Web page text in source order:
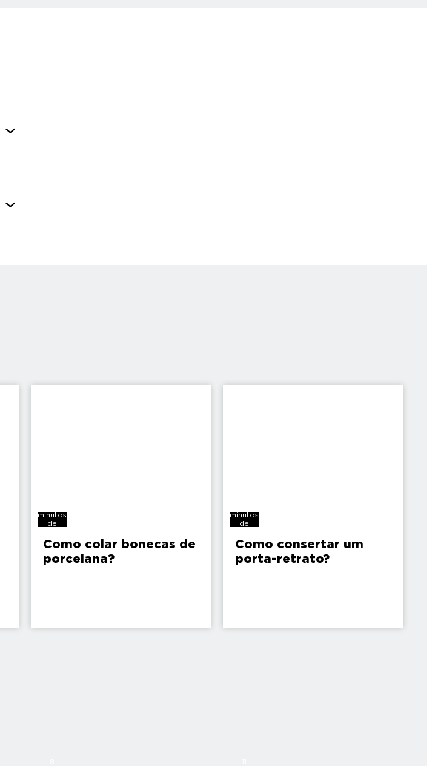
minutos
de
Como colar bonecas de
porcelana?
minutos
de
Como consertar um
porta-retrato?